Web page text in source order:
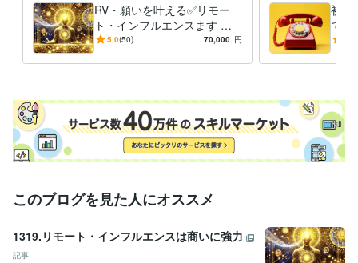
RV・願いを叶える✅リモー
ト・インフルエンスます ❤️
恋愛、復縁、仕事、金運、縁
り
5.0(50) 70,000 円
初め
でも
て、
このブログを見た人にオススメ
1319.リモート・インフルエンスは商いに強力
記事